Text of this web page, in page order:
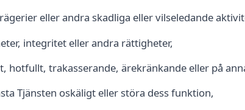
eller andra skadliga eller vilseledande
integritet eller andra rättigheter,
hotfullt, trakasserande, ärekränkande eller på
Tjänsten oskäligt eller störa dess funktion,